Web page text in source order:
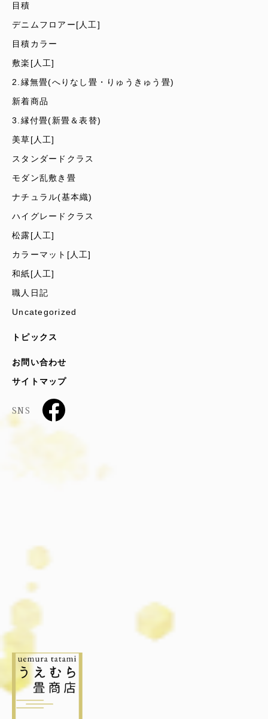
目積
デニムフロアー[人工]
目積カラー
敷楽[人工]
2.縁無畳(へりなし畳・りゅうきゅう畳)
新着商品
3.縁付畳(新畳＆表替)
美草[人工]
スタンダードクラス
モダン乱敷き畳
ナチュラル(基本織)
ハイグレードクラス
松露[人工]
カラーマット[人工]
和紙[人工]
職人日記
Uncategorized
トピックス
お問い合わせ
サイトマップ
SNS